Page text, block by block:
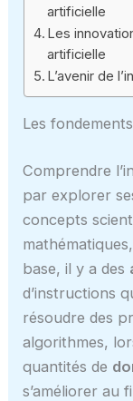
artificielle
Les
artificielle
L’avenir de
Les
Comprendre
par explorer
concepts
base, il y a des
d’instructions
résoudre des
algorithmes,
quantités de
s’améliorer au